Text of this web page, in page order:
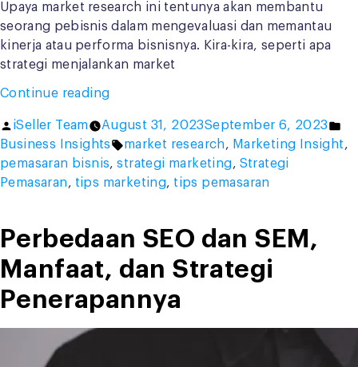
Upaya market research ini tentunya akan membantu
seorang pebisnis dalam mengevaluasi dan memantau
kinerja atau performa bisnisnya. Kira-kira, seperti apa
strategi menjalankan market
Continue reading“Strategi
Market
Research
untuk
Mengembangkan
Posted
by
iSeller Team August 31, 2023September 6, 2023
in
Business Insights Tags:
market research, Marketing Insight,
pemasaran bisnis,strategi marketing, Strategi
Pemasaran, tips marketing, tips pemasaran
Perbedaan SEO dan SEM,
Manfaat, dan Strategi
Penerapannya